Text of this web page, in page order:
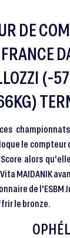
DE
(-
le
alors
MAIDANIK
de
le bronze.